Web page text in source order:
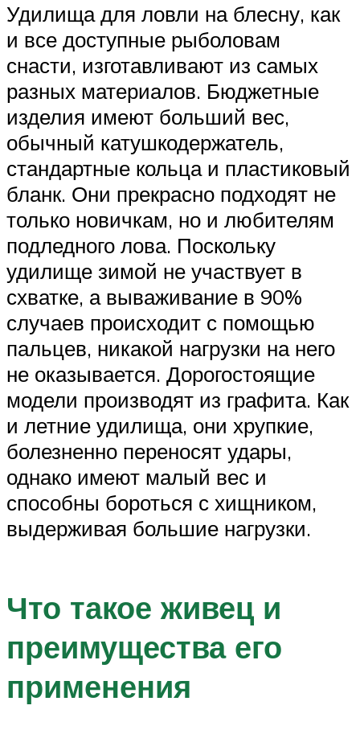
Удилища для ловли на блесну, как
и все доступные рыболовам
снасти, изготавливают из самых
разных материалов. Бюджетные
изделия имеют больший вес,
обычный катушкодержатель,
стандартные кольца и пластиковый
бланк. Они прекрасно подходят не
только новичкам, но и любителям
подледного лова. Поскольку
удилище зимой не участвует в
схватке, а вываживание в 90%
случаев происходит с помощью
пальцев, никакой нагрузки на него
не оказывается. Дорогостоящие
модели производят из графита. Как
и летние удилища, они хрупкие,
болезненно переносят удары,
однако имеют малый вес и
способны бороться с хищником,
выдерживая большие нагрузки.
Что такое живец и
преимущества его
применения